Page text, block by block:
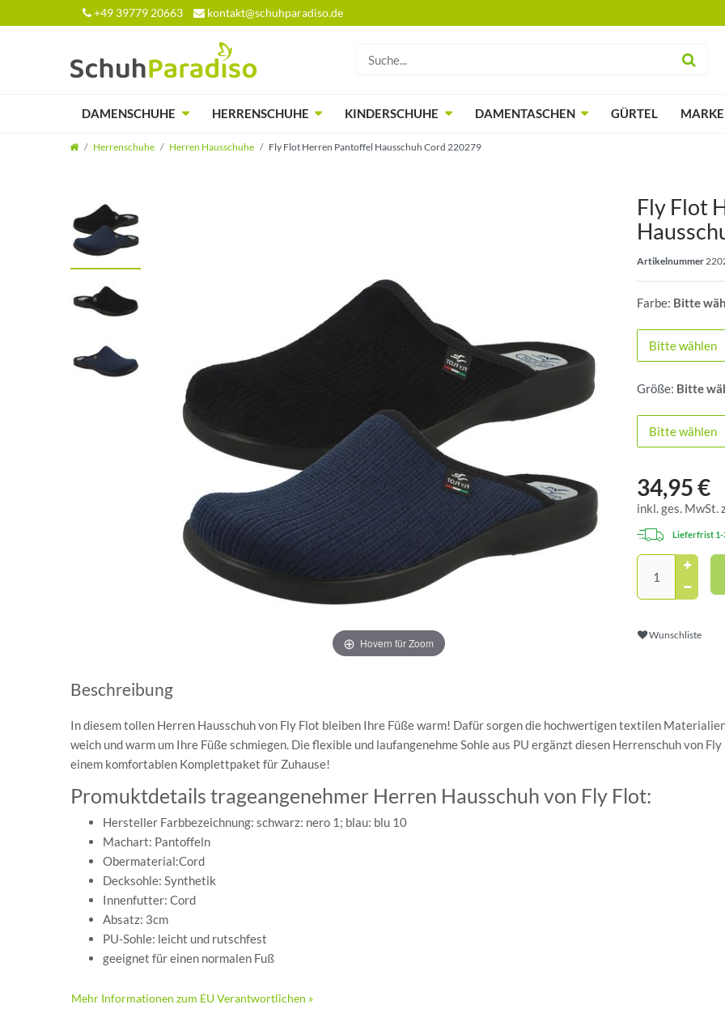
+49 39779 20663 kontakt@schuhparadiso.de
DAMENSCHUHE HERRENSCHUHE KINDERSCHUHE DAMENTASCHEN GÜRTEL
Herrenschuhe Herren Hausschuhe Fly Flot Herren Pantoffel Hausschuh Cord 220279
Hovern für Zoom
Fly Flot
Artikelnummer
Farbe: Bitte
Bitte wählen
Größe: Bitte
Bitte wählen
34,95 €
inkl. ges. MwSt.
Lieferfrist 1-
Wunschliste
Beschreibung
In diesem tollen Herren Hausschuh von Fly Flot bleiben Ihre Füße warm! Dafür sorgen die hochwertigen textilen
weich und warm um Ihre Füße schmiegen. Die flexible und laufangenehme Sohle aus PU ergänzt diesen Herrenschuh von Fly
einem komfortablen Komplettpaket für Zuhause!
Promuktdetails trageangenehmer Herren Hausschuh von Fly Flot:
Hersteller Farbbezeichnung: schwarz: nero 1; blau: blu 10
Machart: Pantoffeln
Obermaterial:Cord
Decksohle: Synthetik
Innenfutter: Cord
Absatz: 3cm
PU-Sohle: leicht und rutschfest
geeignet für einen normalen Fuß
Mehr Informationen zum EU Verantwortlichen »